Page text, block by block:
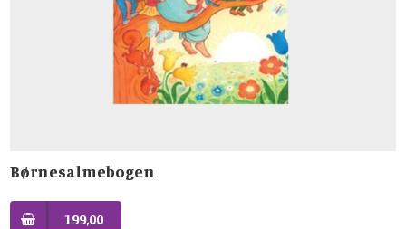
Børnesalmebogen
199,00